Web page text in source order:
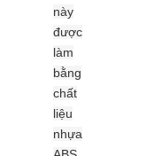
này
được
làm
bằng
chất
liệu
nhựa